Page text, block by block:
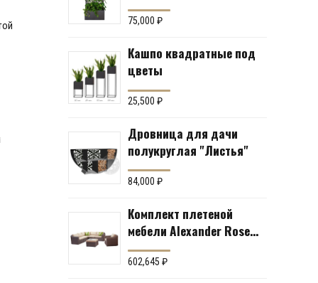
75,000 ₽
Кашпо квадратные под
цветы
25,500 ₽
Дровница для дачи
полукруглая "Листья"
84,000 ₽
Комплект плетеной
мебели Alexander Rose
№43 (мебельная группа
для гостиной или
602,645 ₽